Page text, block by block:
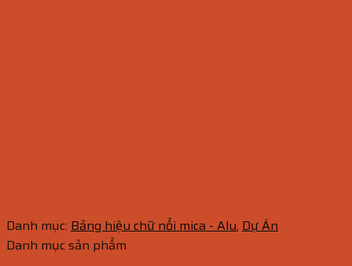
Danh mục: Bảng hiệu chữ nổi mica - Alu, Dự Án
Danh mục sản phẩm